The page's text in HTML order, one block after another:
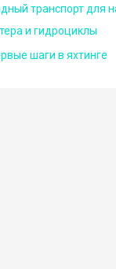
транспорт для
и гидроциклы
шаги в яхтинге